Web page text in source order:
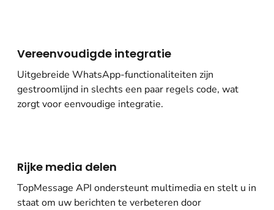
Vereenvoudigde integratie
Uitgebreide WhatsApp-functionaliteiten zijn
gestroomlijnd in slechts een paar regels code, wat
zorgt voor eenvoudige integratie.
Rijke media delen
TopMessage API ondersteunt multimedia en stelt u in
staat om uw berichten te verbeteren door